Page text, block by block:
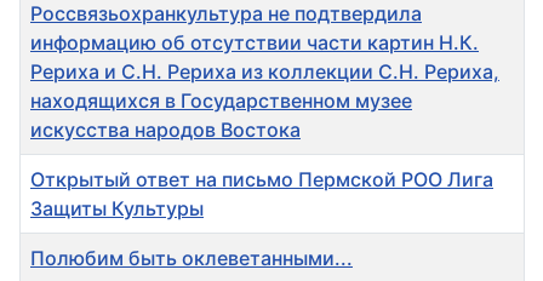
Россвязьохранкультура не подтвердила
информацию об отсутствии части картин Н.К.
Рериха и С.Н. Рериха из коллекции С.Н. Рериха,
находящихся в Государственном музее
искусства народов Востока
Открытый ответ на письмо Пермской РОО Лига
Защиты Культуры
Полюбим быть оклеветанными...